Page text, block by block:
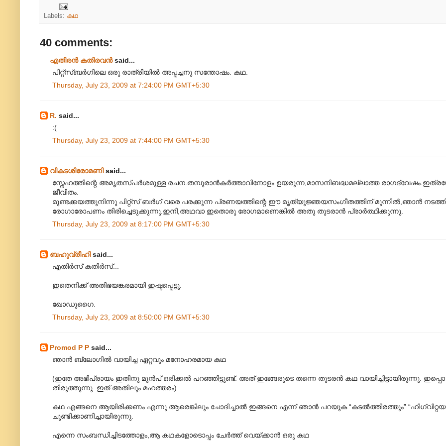
Labels: കഥ
40 comments:
എതിരന്‍ കതിരവന്‍said...
പിറ്റ്സ്ബർഗിലെ ഒരു രാത്രിയിൽ അപ്പച്ചനു സന്തോഷം. കഥ.
Thursday, July 23, 2009 at 7:24:00 PM GMT+5:30
R. said...
:(
Thursday, July 23, 2009 at 7:44:00 PM GMT+5:30
വികടശിരോമണിsaid...
സ്നേഹത്തിന്റെ അമൃതസ്പർശമുള്ള രചന.തമ്പുരാൻ‌കർത്താവിനോളം ഉയരുന്ന,മാസനിബദ്ധമല്ലാത്ത
ജീവിതം.
മുണ്ടക്കയത്തുനിന്നു പിറ്റ്സ് ബർഗ് വരെ പരക്കുന്ന പ്രണയത്തിന്റെ ഈ മൃത്യുജ്ഞയസംഗീതത്തിന് മുന്നിൽ,ഞാൻ
രോഗാരോപണം തിരിച്ചെടുക്കുന്നു.ഇനി,അഥവാ ഇതൊരു രോഗമാണെങ്കിൽ അതു തുടരാൻ പ്രാർത്ഥിക്കുന്നു.
Thursday, July 23, 2009 at 8:17:00 PM GMT+5:30
ബഹുവ്രീഹിsaid...
എതിർസ് കതിർസ്...
ഇതെനിക്ക് അതിഭയങ്കരമായി ഇഷ്ടപ്പെട്ടൂ.
ഖോഡുഗൈ.
Thursday, July 23, 2009 at 8:50:00 PM GMT+5:30
Promod P P said...
ഞാൻ ബ്ലോഗിൽ വായിച്ച ഏറ്റവും മനോഹരമായ കഥ
(ഇതേ അഭിപ്രായം ഇതിനു മുൻപ് ഒരിക്കൽ പറഞ്ഞിട്ടുണ്ട്. അത് ഇങ്ങേരുടെ തന്നെ തുടരൻ കഥ വായിച്ചിട്ടായിരുന്നു.
തിരുത്തുന്നു. ഇത് അതിലും മഹത്തരം)
കഥ എങ്ങനെ ആയിരിക്കണം എന്നു ആരെങ്കിലും ചോദിച്ചാൽ ഇങ്ങനെ എന്ന് ഞാൻ പറയുക “കടൽത്തീരത്തും”
ചൂണ്ടിക്കാണിച്ചായിരുന്നു.
എന്നെ സംബന്ധിച്ചിടത്തോളം,ആ കഥകളോടൊപ്പം ചേർത്ത് വെയ്ക്കാൻ ഒരു കഥ